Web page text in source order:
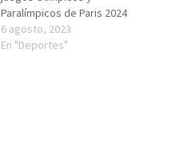
Paralímpicos de Paris 2024
6 agosto, 2023
En "Deportes"